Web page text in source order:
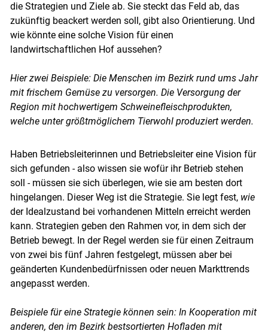
die Strategien und Ziele ab. Sie steckt das Feld ab, das
zukünftig beackert werden soll, gibt also Orientierung. Und
wie könnte eine solche Vision für einen
landwirtschaftlichen Hof aussehen?
Hier zwei Beispiele: Die Menschen im Bezirk rund ums Jahr
mit frischem Gemüse zu versorgen. Die Versorgung der
Region mit hochwertigem Schweinefleischprodukten,
welche unter größtmöglichem Tierwohl produziert werden.
Haben Betriebsleiterinnen und Betriebsleiter eine Vision für
sich gefunden - also wissen sie wofür ihr Betrieb stehen
soll - müssen sie sich überlegen, wie sie am besten dort
hingelangen. Dieser Weg ist die Strategie. Sie legt fest, wie
der Idealzustand bei vorhandenen Mitteln erreicht werden
kann. Strategien geben den Rahmen vor, in dem sich der
Betrieb bewegt. In der Regel werden sie für einen Zeitraum
von zwei bis fünf Jahren festgelegt, müssen aber bei
geänderten Kundenbedürfnissen oder neuen Markttrends
angepasst werden.
Beispiele für eine Strategie können sein: In Kooperation mit
anderen, den im Bezirk bestsortierten Hofladen mit